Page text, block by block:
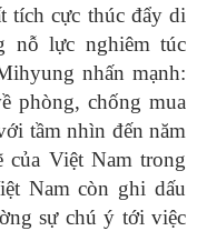
tích cực thúc đẩy di
nỗ lực nghiêm túc
nhấn mạnh:
phòng, chống mua
tầm nhìn đến năm
của Việt Nam trong
Nam còn ghi dấu
sự chú ý tới việc